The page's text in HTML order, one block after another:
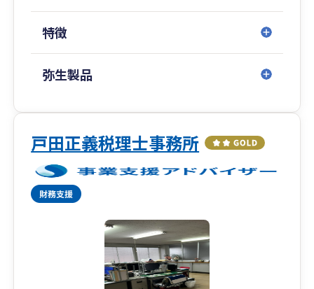
特徴
弥生製品
戸田正義税理士事務所